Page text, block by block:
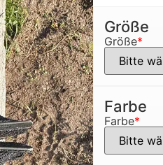
Größe
*
Größe
Farbe
*
Farbe